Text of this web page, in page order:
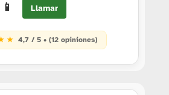
📱 Llamar
★ 4,7 / 5 • (12 opiniones)